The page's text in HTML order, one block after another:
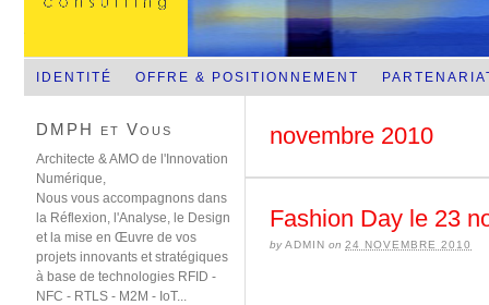
NFC-RFID-RTLS-Sans contact mobile
IDENTITÉ OFFRE & POSITIONNEMENT
novembre 2010
Fashion Day le 23
byADMIN on 24 NOVEMBRE 2010
DMPH et Vous
Architecte & AMO de l'Innovation
Numérique,
Nous vous accompagnons dans
la Réflexion, l'Analyse, le Design
et la mise en Œuvre de vos
projets innovants et stratégiques
à base de technologies RFID -
NFC - RTLS - M2M - IoT...